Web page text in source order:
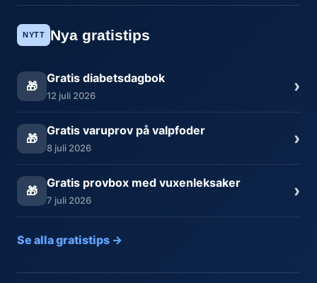
NYTT Nya gratistips
🎁
Gratis diabetsdagbok
12 juli 2026 ›
🎁
Gratis varuprov på valpfoder
8 juli 2026 ›
🎁
Gratis provbox med vuxenleksaker
7 juli 2026 ›
Se alla gratistips →